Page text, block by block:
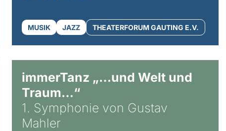
MUSIK JAZZ THEATERFORUM GAUTING E.V.
immerTanz „…und Welt und
Traum…“
1. Symphonie von Gustav
Mahler